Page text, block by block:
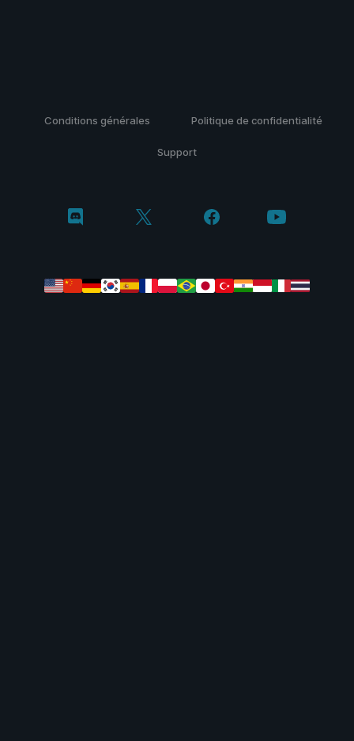
Conditions générales Politique de confidentialité
Support